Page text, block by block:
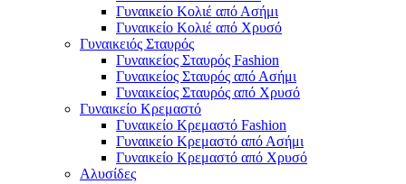
Γυναικείο Κολιέ από Ασήμι
Γυναικείο Κολιέ από Χρυσό
Γυναικειός Σταυρός
Γυναικείος Σταυρός Fashion
Γυναικείος Σταυρός από Ασήμι
Γυναικείος Σταυρός από Χρυσό
Γυναικείο Κρεμαστό
Γυναικείο Κρεμαστό Fashion
Γυναικείο Κρεμαστό από Ασήμι
Γυναικείο Κρεμαστό από Χρυσό
Αλυσίδες